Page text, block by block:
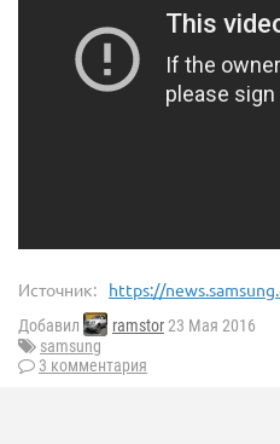
Источник: https://
Добавил ramstor23 Мая 2016
samsung
3 комментария